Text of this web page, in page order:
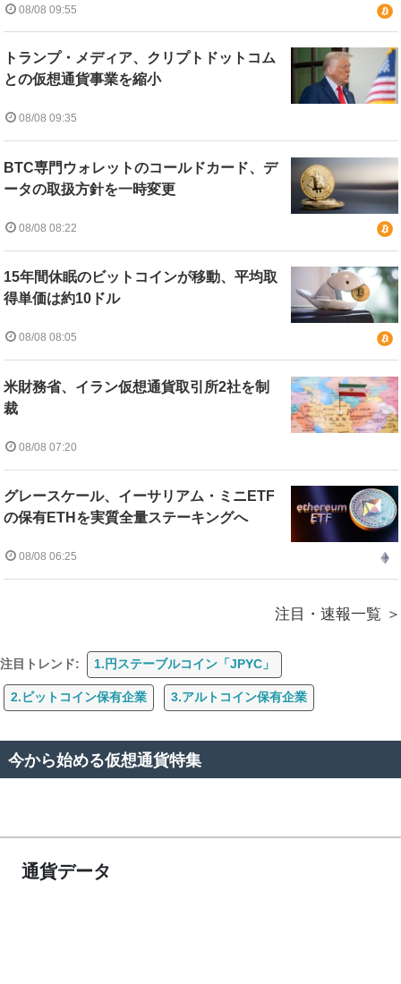
08/08 09:55
トランプ・メディア、クリプトドットコム
との仮想通貨事業を縮小
08/08 09:35
BTC専門ウォレットのコールドカード、デ
ータの取扱方針を一時変更
08/08 08:22
15年間休眠のビットコインが移動、平均取
得単価は約10ドル
08/08 08:05
米財務省、イラン仮想通貨取引所2社を制
裁
08/08 07:20
グレースケール、イーサリアム・ミニETF
の保有ETHを実質全量ステーキングへ
08/08 06:25
注目・速報一覧
注目トレンド: 1.円ステーブルコイン「JPYC」
2.ビットコイン保有企業 3.アルトコイン保有企業
今から始める仮想通貨特集
通貨データ